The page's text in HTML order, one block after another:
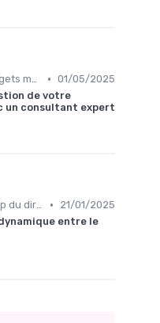
Gestion des budgets marketing • 01/05/2025
de votre
un consultant expert
Rôle et leadership du directeur marketing •
21/01/2025
entre le